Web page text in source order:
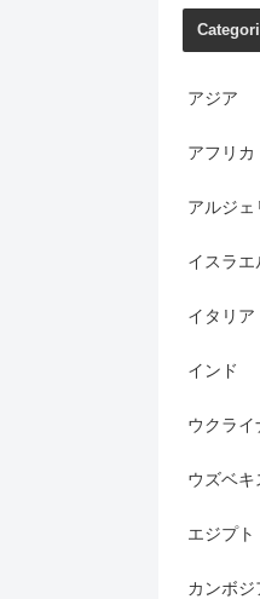
アジア
アフリカ
アルジェ
イスラエ
イタリア
インド
ウクライ
ウズベキ
エジプト
カンボジ